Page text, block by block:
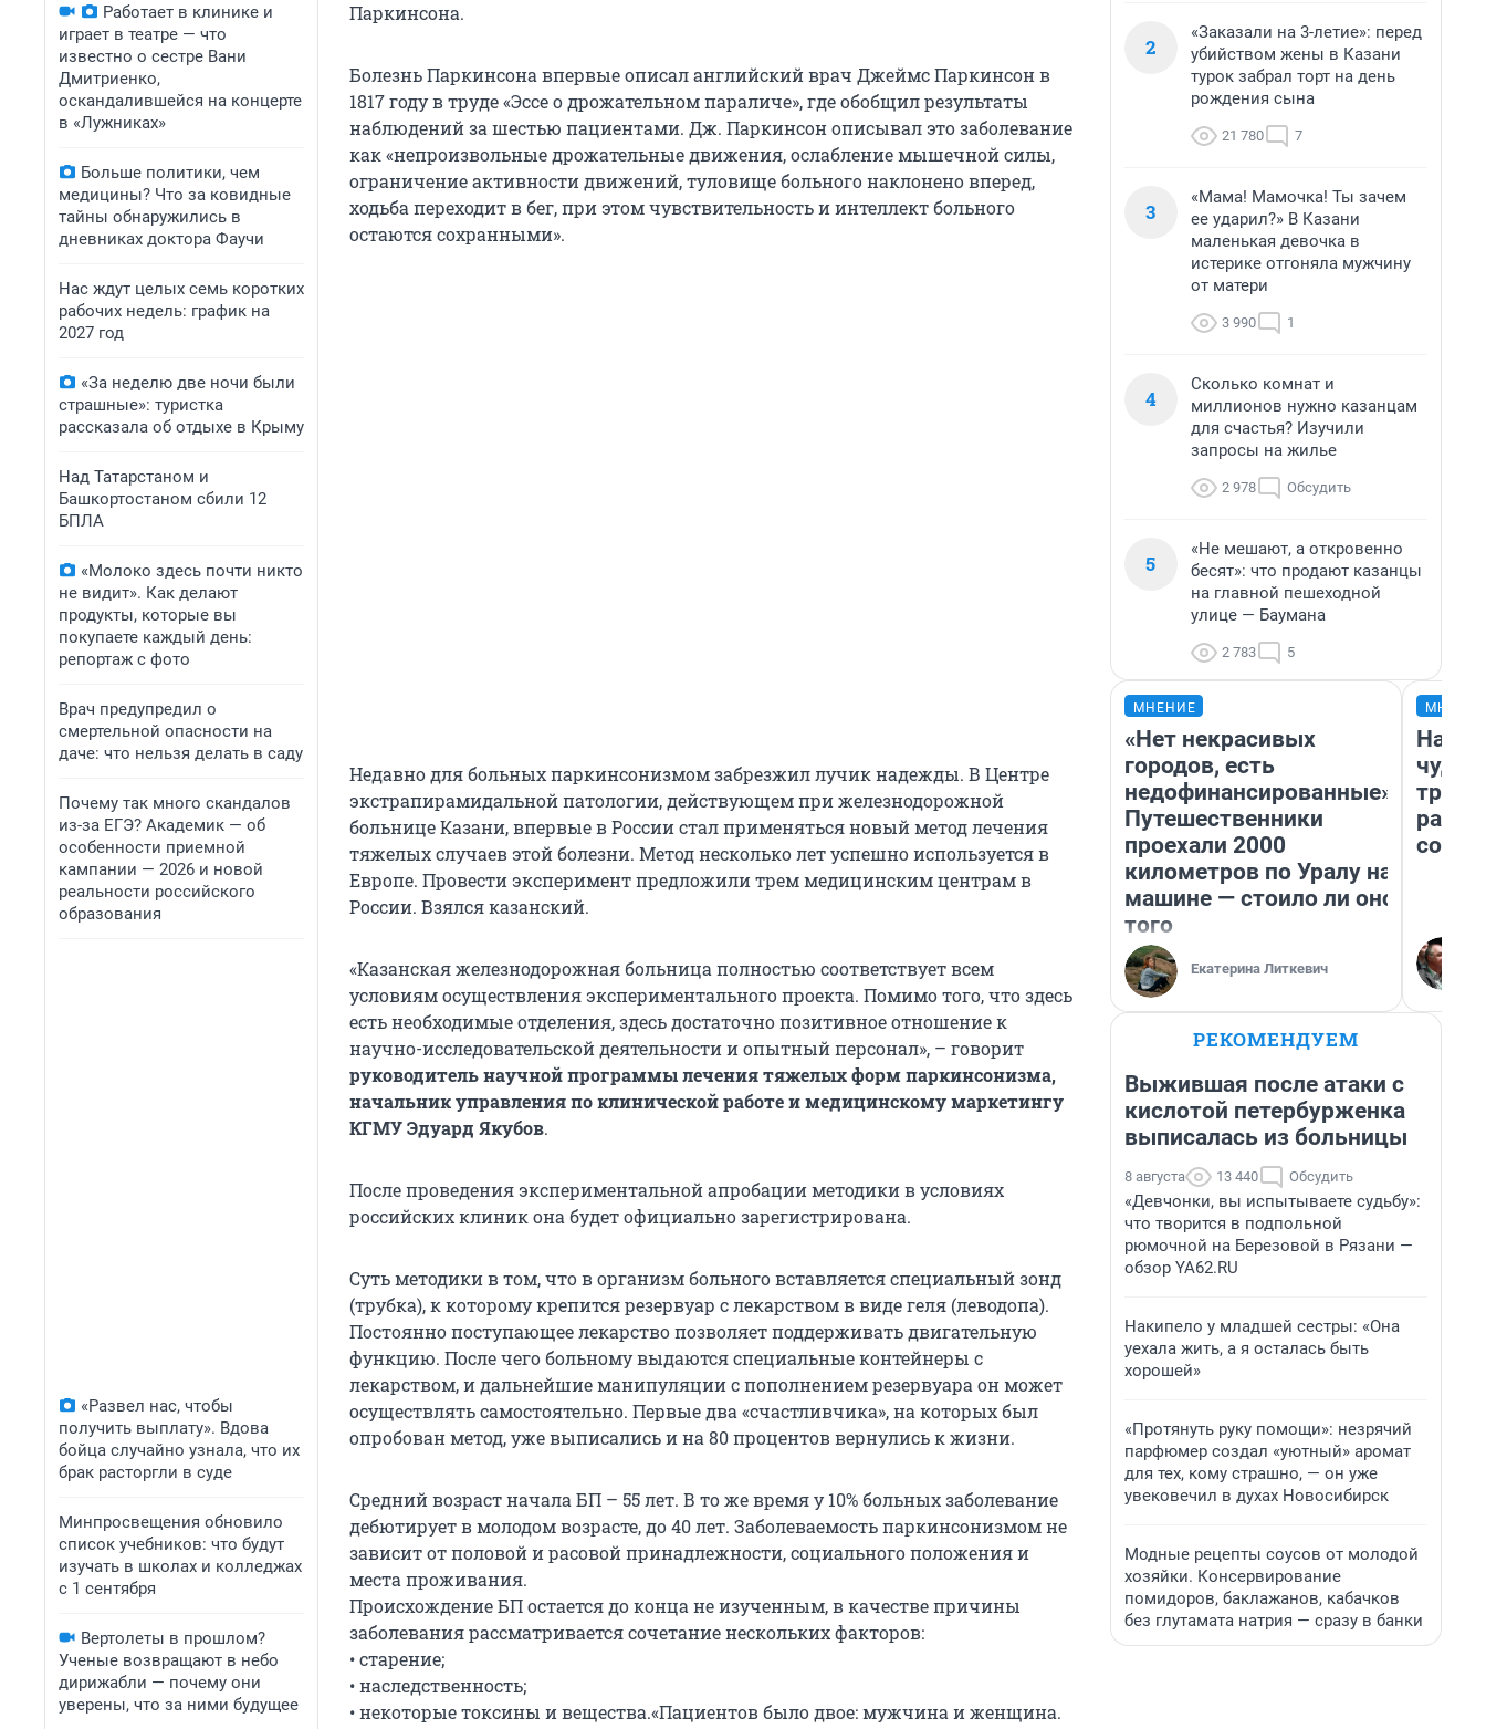
Работает в клинике и
играет в театре — что
известно о сестре Вани
Дмитриенко,
оскандалившейся на концерте
в «Лужниках»
Больше политики, чем
медицины? Что за ковидные
тайны обнаружились в
дневниках доктора Фаучи
Нас ждут целых семь коротких
рабочих недель: график на
2027 год
«За неделю две ночи были
страшные»: туристка
рассказала об отдыхе в Крыму
Над Татарстаном и
Башкортостаном сбили 12
БПЛА
«Молоко здесь почти никто
не видит». Как делают
продукты, которые вы
покупаете каждый день:
репортаж с фото
Врач предупредил о
смертельной опасности на
даче: что нельзя делать в саду
Почему так много скандалов
из-за ЕГЭ? Академик — об
особенности приемной
кампании — 2026 и новой
реальности российского
образования
«Развел нас, чтобы
получить выплату». Вдова
бойца случайно узнала, что их
брак расторгли в суде
Минпросвещения обновило
список учебников: что будут
изучать в школах и колледжах
с 1 сентября
Вертолеты в прошлом?
Ученые возвращают в небо
дирижабли — почему они
уверены, что за ними будущее
Паркинсона.
Болезнь Паркинсона впервые описал английский врач Джеймс Паркинсон в
1817 году в труде «Эссе о дрожательном параличе», где обобщил результаты
наблюдений за шестью пациентами. Дж. Паркинсон описывал это заболевание
как «непроизвольные дрожательные движения, ослабление мышечной силы,
ограничение активности движений, туловище больного наклонено вперед,
ходьба переходит в бег, при этом чувствительность и интеллект больного
остаются сохранными».
Недавно для больных паркинсонизмом забрезжил лучик надежды. В Центре
экстрапирамидальной патологии, действующем при железнодорожной
больнице Казани, впервые в России стал применяться новый метод лечения
тяжелых случаев этой болезни. Метод несколько лет успешно используется в
Европе. Провести эксперимент предложили трем медицинским центрам в
России. Взялся казанский.
«Казанская железнодорожная больница полностью соответствует всем
условиям осуществления экспериментального проекта. Помимо того, что здесь
есть необходимые отделения, здесь достаточно позитивное отношение к
научно-исследовательской деятельности и опытный персонал», – говорит
руководитель научной программы лечения тяжелых форм паркинсонизма,
начальник управления по клинической работе и медицинскому маркетингу
КГМУ Эдуард Якубов.
После проведения экспериментальной апробации методики в условиях
российских клиник она будет официально зарегистрирована.
Суть методики в том, что в организм больного вставляется специальный зонд
(трубка), к которому крепится резервуар с лекарством в виде геля (леводопа).
Постоянно поступающее лекарство позволяет поддерживать двигательную
функцию. После чего больному выдаются специальные контейнеры с
лекарством, и дальнейшие манипуляции с пополнением резервуара он может
осуществлять самостоятельно. Первые два «счастливчика», на которых был
опробован метод, уже выписались и на 80 процентов вернулись к жизни.
Средний возраст начала БП – 55 лет. В то же время у 10% больных заболевание
дебютирует в молодом возрасте, до 40 лет. Заболеваемость паркинсонизмом не
зависит от половой и расовой принадлежности, социального положения и
места проживания.
Происхождение БП остается до конца не изученным, в качестве причины
заболевания рассматривается сочетание нескольких факторов:
• старение;
• наследственность;
• некоторые токсины и вещества.«Пациентов было двое: мужчина и женщина.
2
«Заказали на 3-летие»: перед
убийством жены в Казани
турок забрал торт на день
рождения сына
21 780 7
3
«Мама! Мамочка! Ты зачем
ее ударил?» В Казани
маленькая девочка в
истерике отгоняла мужчину
от матери
3 990 1
4
Сколько комнат и
миллионов нужно казанцам
для счастья? Изучили
запросы на жилье
2 978 Обсудить
5
«Не мешают, а откровенно
бесят»: что продают казанцы
на главной пешеходной
улице — Баумана
2 783 5
МНЕНИЕ
«Нет некрасивых
городов, есть
недофинансированные».
Путешественники
проехали 2000
километров по Уралу на
машине — стоило ли оно
того
Екатерина Литкевич
РЕКОМЕНДУЕМ
Выжившая после атаки с
кислотой петербурженка
выписалась из больницы
8 августа 13 440 Обсудить
«Девчонки, вы испытываете судьбу»:
что творится в подпольной
рюмочной на Березовой в Рязани —
обзор YA62.RU
Накипело у младшей сестры: «Она
уехала жить, а я осталась быть
хорошей»
«Протянуть руку помощи»: незрячий
парфюмер создал «уютный» аромат
для тех, кому страшно, — он уже
увековечил в духах Новосибирск
Модные рецепты соусов от молодой
хозяйки. Консервирование
помидоров, баклажанов, кабачков
без глутамата натрия — сразу в банки